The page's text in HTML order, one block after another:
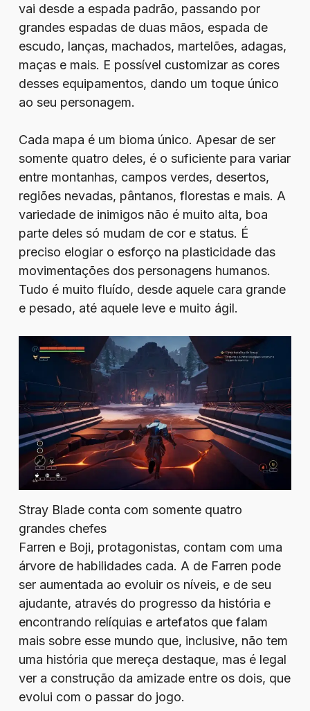
vai desde a espada padrão, passando por
grandes espadas de duas mãos, espada de
escudo, lanças, machados, martelões, adagas,
maças e mais. E possível customizar as cores
desses equipamentos, dando um toque único
ao seu personagem.
Cada mapa é um bioma único. Apesar de ser
somente quatro deles, é o suficiente para variar
entre montanhas, campos verdes, desertos,
regiões nevadas, pântanos, florestas e mais. A
variedade de inimigos não é muito alta, boa
parte deles só mudam de cor e status. É
preciso elogiar o esforço na plasticidade das
movimentações dos personagens humanos.
Tudo é muito fluído, desde aquele cara grande
e pesado, até aquele leve e muito ágil.
Stray Blade conta com somente quatro
grandes chefes
Farren e Boji, protagonistas, contam com uma
árvore de habilidades cada. A de Farren pode
ser aumentada ao evoluir os níveis, e de seu
ajudante, através do progresso da história e
encontrando relíquias e artefatos que falam
mais sobre esse mundo que, inclusive, não tem
uma história que mereça destaque, mas é legal
ver a construção da amizade entre os dois, que
evolui com o passar do jogo.